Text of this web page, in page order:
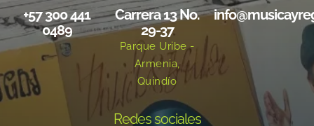
+57 300 441
0489
Carrera 13 No.
29-37
Parque Uribe -
Armenia,
Quindío
Redes sociales